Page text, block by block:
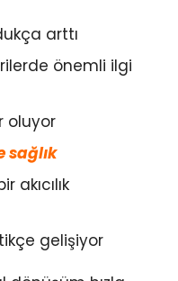
arttı
önemli ilgi
oluyor
sağlık
akıcılık
gelişiyor